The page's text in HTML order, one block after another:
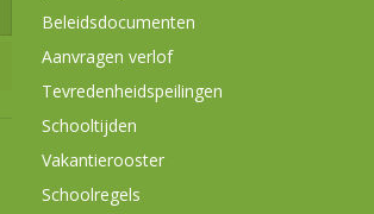
Beleidsdocumenten
Aanvragen verlof
Tevredenheidspeilingen
Schooltijden
Vakantierooster
Schoolregels